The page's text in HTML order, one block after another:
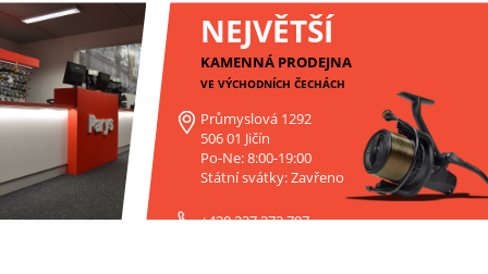
NEJVĚTŠÍ
KAMENNÁ PRODEJNA
VE VÝCHODNÍCH ČECHÁCH
Průmyslová 1292
506 01 Jičín
Po-Ne: 8:00-19:00
Státní svátky: Zavřeno
+420 227 272 797